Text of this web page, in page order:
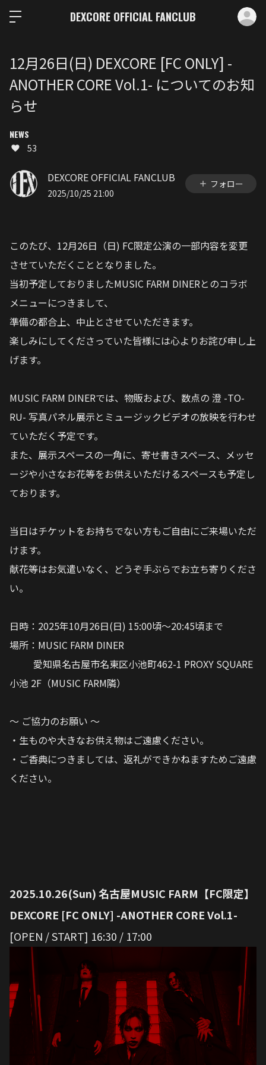
DEXCORE OFFICIAL FANCLUB
12月26日(日) DEXCORE [FC ONLY] -
ANOTHER CORE Vol.1- についてのお知
らせ
NEWS
53
DEXCORE OFFICIAL FANCLUB
2025/10/25 21:00
フォロー
このたび、12月26日（日) FC限定公演の一部内容を変更
させていただくこととなりました。
当初予定しておりましたMUSIC FARM DINERとのコラボ
メニューにつきまして、
準備の都合上、中止とさせていただきます。
楽しみにしてくださっていた皆様には心よりお詫び申し上
げます。
MUSIC FARM DINERでは、物販および、数点の 澄 -TO-
RU- 写真パネル展示とミュージックビデオの放映を行わせ
ていただく予定です。
また、展示スペースの一角に、寄せ書きスペース、メッセ
ージや小さなお花等をお供えいただけるスペースも予定し
ております。
当日はチケットをお持ちでない方もご自由にご来場いただ
けます。
献花等はお気遣いなく、どうぞ手ぶらでお立ち寄りくださ
い。
日時：2025年10月26日(日) 15:00頃〜20:45頃まで
場所：MUSIC FARM DINER
愛知県名古屋市名東区小池町462-1 PROXY SQUARE
小池 2F（MUSIC FARM隣）
〜 ご協力のお願い 〜
・生ものや大きなお供え物はご遠慮ください。
・ご香典につきましては、返礼ができかねますためご遠慮
ください。
2025.10.26(Sun) 名古屋MUSIC FARM【FC限定】
DEXCORE [FC ONLY] -ANOTHER CORE Vol.1-
[OPEN / START] 16:30 / 17:00